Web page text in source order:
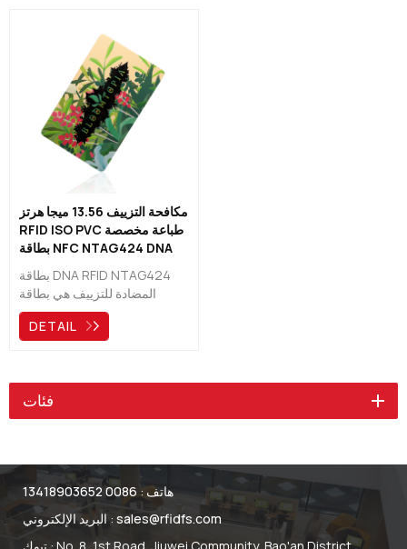
مكافحة التزييف 13.56 ميجا هرتز
RFID ISO PVC طباعة مخصصة
بطاقة NFC NTAG424 DNA
بطاقة DNA RFID NTAG424
المضادة للتزييف هي بطاقة
13.56 ميجا هرتز NTAG424
DNA NFC هي بطاقات شرائح
العديد من الشركات الكبيرة
استخدام مخططها ، بطاقة أنيقة
مقاومة للماء ، بطاقات بدون
DETAIL
فئات
هاتف : 0086 13418903652
البريد الإلكتروني : sales@rfidfs.com